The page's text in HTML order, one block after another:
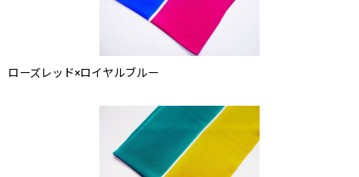
ローズレッド×ロイヤルブルー